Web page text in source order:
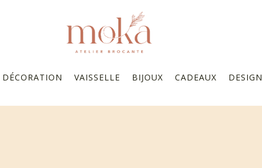
DÉCORATION VAISSELLE BIJOUX CADEAUX DESIGN